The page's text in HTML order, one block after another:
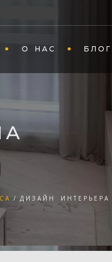
О НАС БЛОГ
ДИЗАЙН ИНТЕРЬЕРА